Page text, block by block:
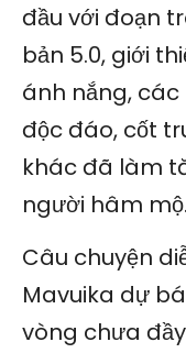
đầu với đoạn
bản 5.0, giới
ánh nắng,
độc đáo, cốt
khác đã làm
người hâm mộ.
Câu chuyện
Mavuika dự
vòng chưa